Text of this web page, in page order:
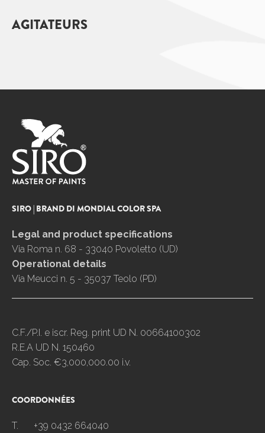
AGITATEURS
SIRO | BRAND DI MONDIAL COLOR SPA
Legal and product specifications
Via Roma n. 68 - 33040 Povoletto (UD)
Operational details
Via Meucci n. 5 - 35037 Teolo (PD)
C.F./P.I. e iscr. Reg. print UD N. 00664100302
R.E.A UD N. 150460
Cap. Soc. €3,000,000.00 i.v.
COORDONNÉES
T. +39 0432 664040